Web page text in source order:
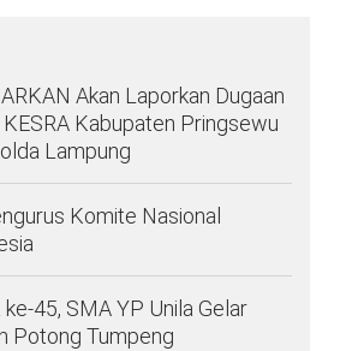
Akan Laporkan Dugaan
Kabupaten Pringsewu
Lampung
Komite Nasional
45, SMA YP Unila Gelar
Potong Tumpeng